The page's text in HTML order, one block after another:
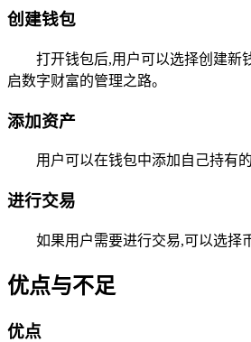
创建钱包
打开钱包后,用户可以选择创建新
启数字财富的管理之路。
添加资产
用户可以在钱包中添加自己持有
进行交易
如果用户需要进行交易,可以选择
优点与不足
优点